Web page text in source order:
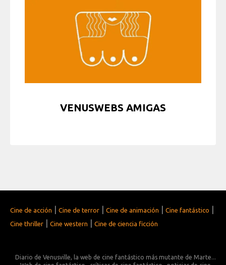
VENUSWEBS AMIGAS
Cine de acción | Cine de terror | Cine de animación | Cine fantástico |
Cine thriller | Cine western | Cine de ciencia ficción
Diario de Venusville, la web de cine fantástico más mutante de Marte...